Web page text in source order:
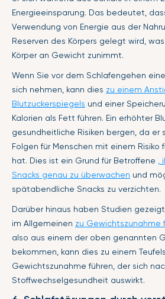
Energieeinsparung. Das bedeutet,
Verwendung von Energie aus der
Reserven des Körpers gelegt wird,
Körper an Gewicht zunimmt.
Wenn Sie vor dem Schlafengehen
sich nehmen, kann dies zu einem
Blutzuckerspiegels und einer
Kalorien als Fett führen. Ein erhöhter
gesundheitliche Risiken bergen, da er
Folgen für Menschen mit einem Risiko
hat. Dies ist ein Grund für Betroffene
Snacks genau zu überwachen und
spätabendliche Snacks zu verzichten.
Darüber hinaus haben Studien
im Allgemeinen zu Gewichtszunahme
also aus einem der oben genannten
bekommen, kann dies zu einem
Gewichtszunahme führen, der sich
Stoffwechselgesundheit auswirkt.